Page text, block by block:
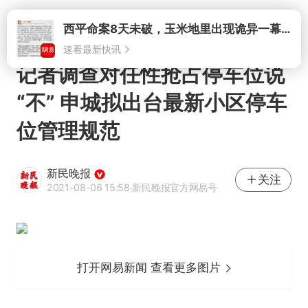
打开西平命案8天未破，玉米地里出现诡异一幕，我突然想起了欧金中
速看最新快讯
记者调查对任性抢占停车位说
“不” 申城拟出台最新小区停车
位管理规范
新民晚报
2021-08-06 15:58·新民晚报官方网易号
关注
打开网易新闻 查看更多图片